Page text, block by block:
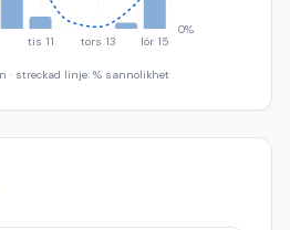
tis 11 tors 13 lör 15
0%
· streckad linje: % sannolikhet